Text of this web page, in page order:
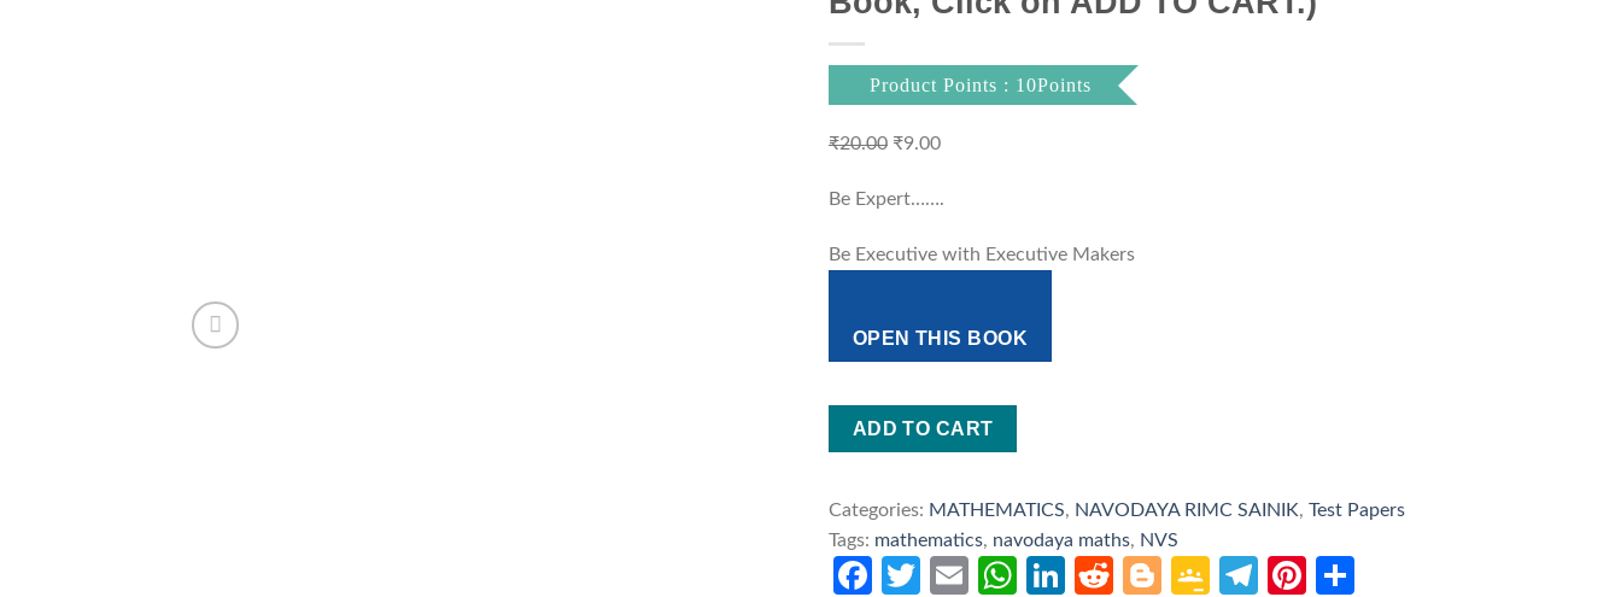
Product Points : 10Points
₹20.00 Original
was:
₹9.00Current
is:
Be Expert…….
Be Executive with Executive Makers
OPEN THIS BOOK
ADD TO CART
Categories: MATHEMATICS, NAVODAYA RIMC SAINIK, Test Papers
Tags: mathematics, navodaya maths, NVS
Facebook
Twitter
EmailWhatsApp
LinkedIn
RedditBlogger
Google
Telegram
Pinterest